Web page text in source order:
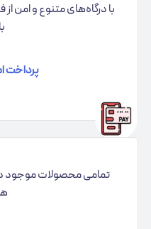
با درگاه‌های متنوع و امن
پرداخت
تمامی محصولات موجود